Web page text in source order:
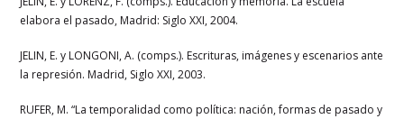
elabora el pasado, Madrid: Siglo XXI, 2004.
JELIN, E. y LONGONI, A. (comps.). Escrituras, imágenes y escenarios ante
la represión. Madrid, Siglo XXI, 2003.
RUFER, M. “La temporalidad como política: nación, formas de pasado y